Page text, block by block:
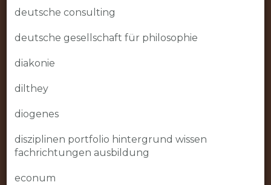
deutsche consulting
deutsche gesellschaft für philosophie
diakonie
dilthey
diogenes
disziplinen portfolio hintergrund wissen
fachrichtungen ausbildung
econum